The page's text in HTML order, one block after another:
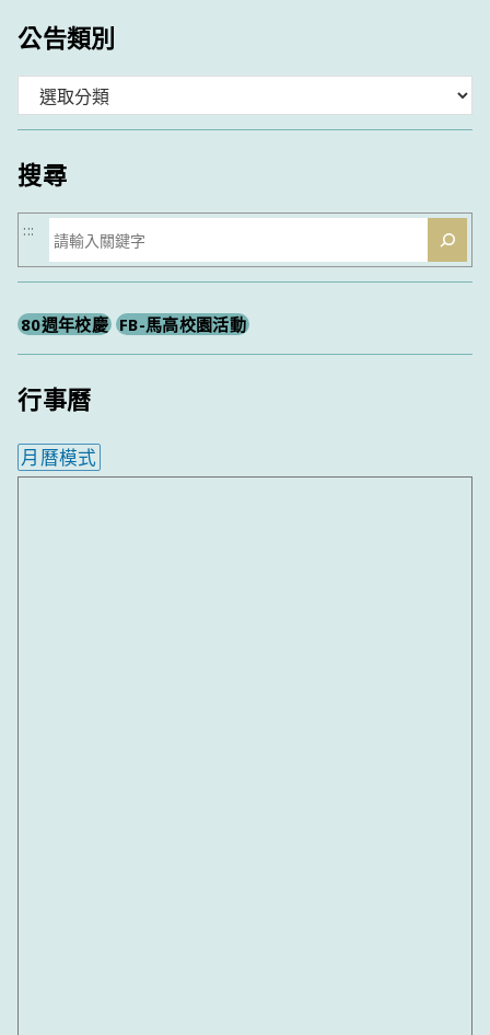
公告類別
類
搜尋
搜
尋
:::
80週年校慶 FB-馬高校園活動
行事曆
月曆模式